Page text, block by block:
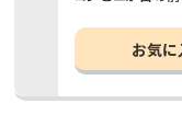
お気に